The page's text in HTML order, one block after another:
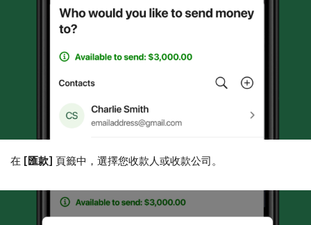
在 [匯款] 頁籤中，選擇您收款人或收款公司。